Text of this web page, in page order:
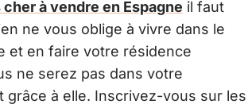
à vendre en Espagne il faut
ne vous oblige à vivre dans le
et en faire votre résidence
ne serez pas dans votre
grâce à elle. Inscrivez-vous sur les